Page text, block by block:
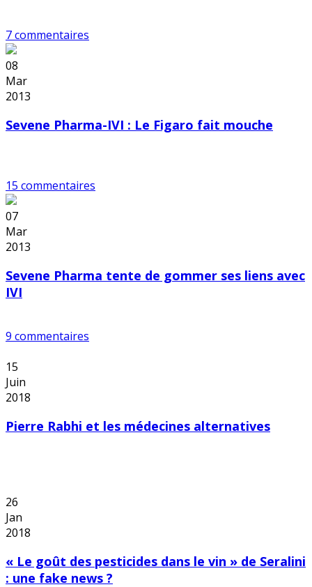
7 commentaires
08
Mar
2013
Sevene Pharma-IVI : Le Figaro fait mouche
15 commentaires
07
Mar
2013
Sevene Pharma tente de gommer ses liens avec
IVI
9 commentaires
15
Juin
2018
Pierre Rabhi et les médecines alternatives
26
Jan
2018
« Le goût des pesticides dans le vin » de Seralini
: une fake news ?